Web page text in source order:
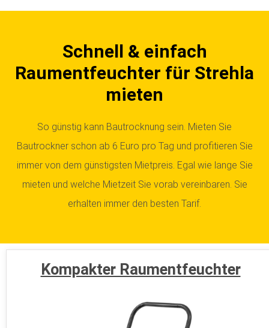
Schnell & einfach
Raumentfeuchter für Strehla
mieten
So günstig kann Bautrocknung sein. Mieten Sie
Bautrockner schon ab 6 Euro pro Tag und profitieren Sie
immer von dem günstigsten Mietpreis. Egal wie lange Sie
mieten und welche Mietzeit Sie vorab vereinbaren. Sie
erhalten immer den besten Tarif.
Kompakter Raumentfeuchter